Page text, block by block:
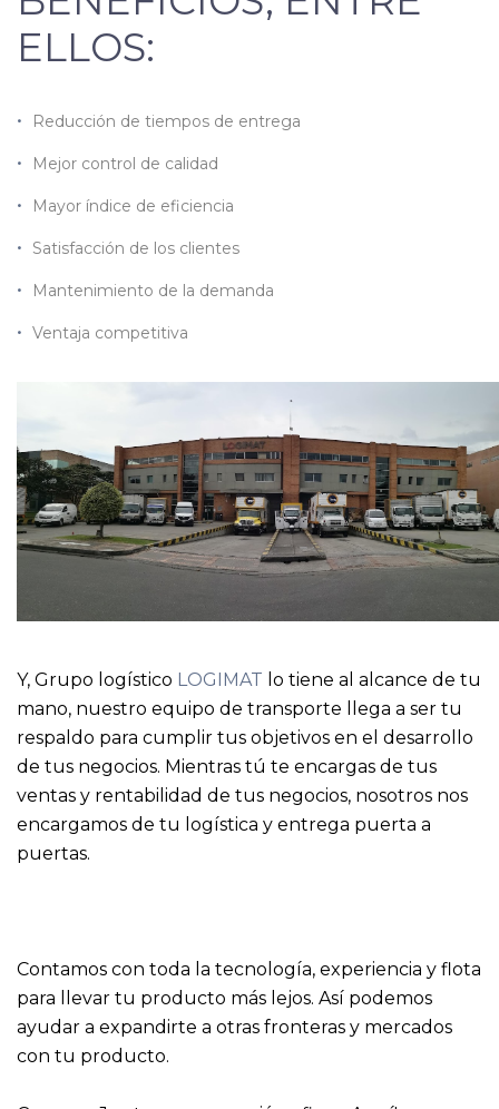
ELLOS:
Reducción de tiempos de entrega
Mejor control de calidad
Mayor índice de eficiencia
Satisfacción de los clientes
Mantenimiento de la demanda
Ventaja competitiva
Y, Grupo logístico LOGIMAT lo tiene al alcance de tu
mano, nuestro equipo de transporte llega a ser tu
respaldo para cumplir tus objetivos en el desarrollo
de tus negocios. Mientras tú te encargas de tus
ventas y rentabilidad de tus negocios, nosotros nos
encargamos de tu logística y entrega puerta a
puertas.
Contamos con toda la tecnología, experiencia y flota
para llevar tu producto más lejos. Así podemos
ayudar a expandirte a otras fronteras y mercados
con tu producto.